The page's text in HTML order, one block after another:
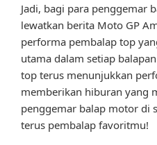
Jadi, bagi para penggemar
lewatkan berita Moto GP
performa pembalap top
utama dalam setiap
top terus menunjukkan
memberikan hiburan yang
penggemar balap motor di
terus pembalap favoritmu!